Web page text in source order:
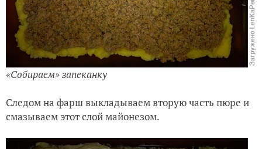
«Собираем» запеканку
Следом на фарш выкладываем вторую часть пюре и
смазываем этот слой майонезом.